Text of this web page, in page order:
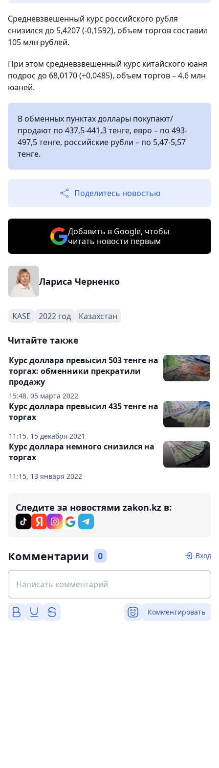
Средневзвешенный курс российского рубля
снизился до 5,4207 (-0,1592), объем торгов составил
105 млн рублей.
При этом средневзвешенный курс китайского юаня
подрос до 68,0170 (+0,0485), объем торгов – 4,6 млн
юаней.
В обменных пунктах доллары покупают/
продают по 437,5-441,3 тенге, евро – по 493-
497,5 тенге, российские рубли – по 5,47-5,57
тенге.
Поделитесь новостью
Добавить в Google, чтобы
читать новости первым
Лариса Черненко
KASE 2022 год Казахстан
Читайте также
15:48, 05 марта 2022
Курс доллара превысил 503 тенге на
торгах: обменники прекратили
продажу
11:15, 15 декабря 2021
Курс доллара превысил 435 тенге на
торгах
11:15, 13 января 2022
Курс доллара немного снизился на
торгах
Следите за новостями zakon.kz в:
Комментарии 0 Вход
Комментировать